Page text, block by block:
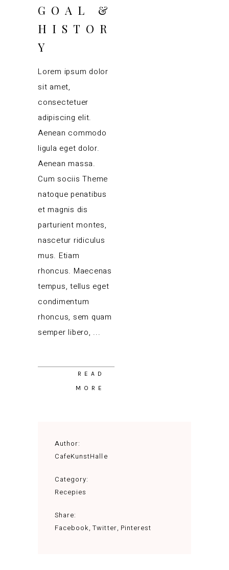
GOAL &
HISTOR
Y
Lorem ipsum dolor
sit amet,
consectetuer
adipiscing elit.
Aenean commodo
ligula eget dolor.
Aenean massa.
Cum sociis Theme
natoque penatibus
et magnis dis
parturient montes,
nascetur ridiculus
mus. Etiam
rhoncus. Maecenas
tempus, tellus eget
condimentum
rhoncus, sem quam
semper libero,
READ
MORE
Author:
CafeKunstHalle
Category:
Recepies
Share:
Facebook Twitter Pinterest